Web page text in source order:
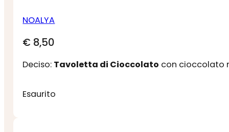
NOALYA
€ 8,50
Deciso: Tavoletta di Cioccolato con cioccolato
Esaurito